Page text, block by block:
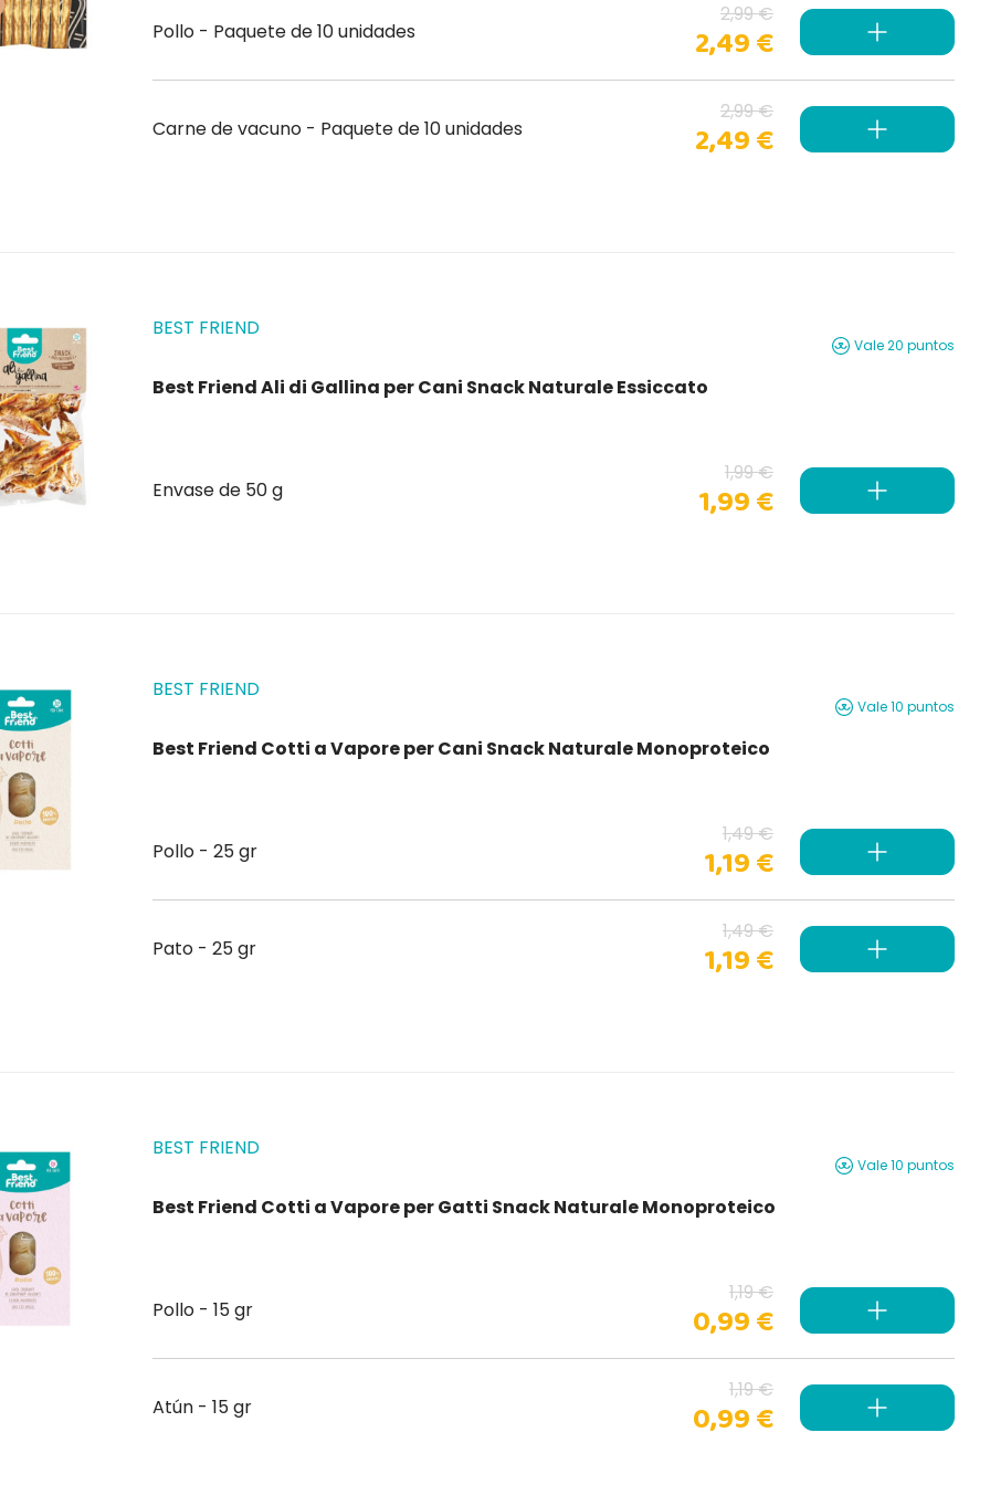
Pollo - Paquete de 10 unidades
2,99 €
2,49 €
Carne de vacuno - Paquete de 10 unidades
2,99 €
2,49 €
BEST FRIEND
Vale 20 puntos
Best Friend Ali di Gallina per Cani Snack Naturale Essiccato
Envase de 50 g
1,99 €
1,99 €
BEST FRIEND
Vale 10 puntos
Best Friend Cotti a Vapore per Cani Snack Naturale Monoproteico
Pollo - 25 gr
1,49 €
1,19 €
Pato - 25 gr
1,49 €
1,19 €
BEST FRIEND
Vale 10 puntos
Best Friend Cotti a Vapore per Gatti Snack Naturale Monoproteico
Pollo - 15 gr
1,19 €
0,99 €
Atún - 15 gr
1,19 €
0,99 €